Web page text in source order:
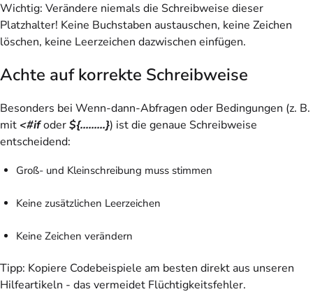
Wichtig: Verändere niemals die Schreibweise dieser
Platzhalter! Keine Buchstaben austauschen, keine Zeichen
löschen, keine Leerzeichen dazwischen einfügen.
Achte auf korrekte Schreibweise
Besonders bei Wenn-dann-Abfragen oder Bedingungen (z. B.
mit <#ifoder${.........}) ist die genaue Schreibweise
entscheidend:
Groß- und Kleinschreibung muss stimmen
Keine zusätzlichen Leerzeichen
Keine Zeichen verändern
Tipp: Kopiere Codebeispiele am besten direkt aus unseren
Hilfeartikeln - das vermeidet Flüchtigkeitsfehler.